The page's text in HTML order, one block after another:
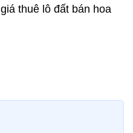
thuê lô đất bán hoa